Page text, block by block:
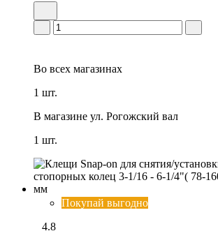
Во всех магазинах
1 шт.
В магазине ул. Рогожский вал
1 шт.
Покупай выгодно
4.8